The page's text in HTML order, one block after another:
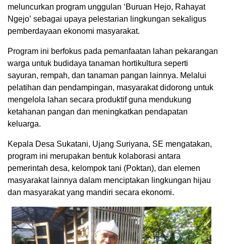
meluncurkan program unggulan ‘Buruan Hejo, Rahayat
Ngejo’ sebagai upaya pelestarian lingkungan sekaligus
pemberdayaan ekonomi masyarakat.
Program ini berfokus pada pemanfaatan lahan pekarangan
warga untuk budidaya tanaman hortikultura seperti
sayuran, rempah, dan tanaman pangan lainnya. Melalui
pelatihan dan pendampingan, masyarakat didorong untuk
mengelola lahan secara produktif guna mendukung
ketahanan pangan dan meningkatkan pendapatan
keluarga.
Kepala Desa Sukatani, Ujang Suriyana, SE mengatakan,
program ini merupakan bentuk kolaborasi antara
pemerintah desa, kelompok tani (Poktan), dan elemen
masyarakat lainnya dalam menciptakan lingkungan hijau
dan masyarakat yang mandiri secara ekonomi.